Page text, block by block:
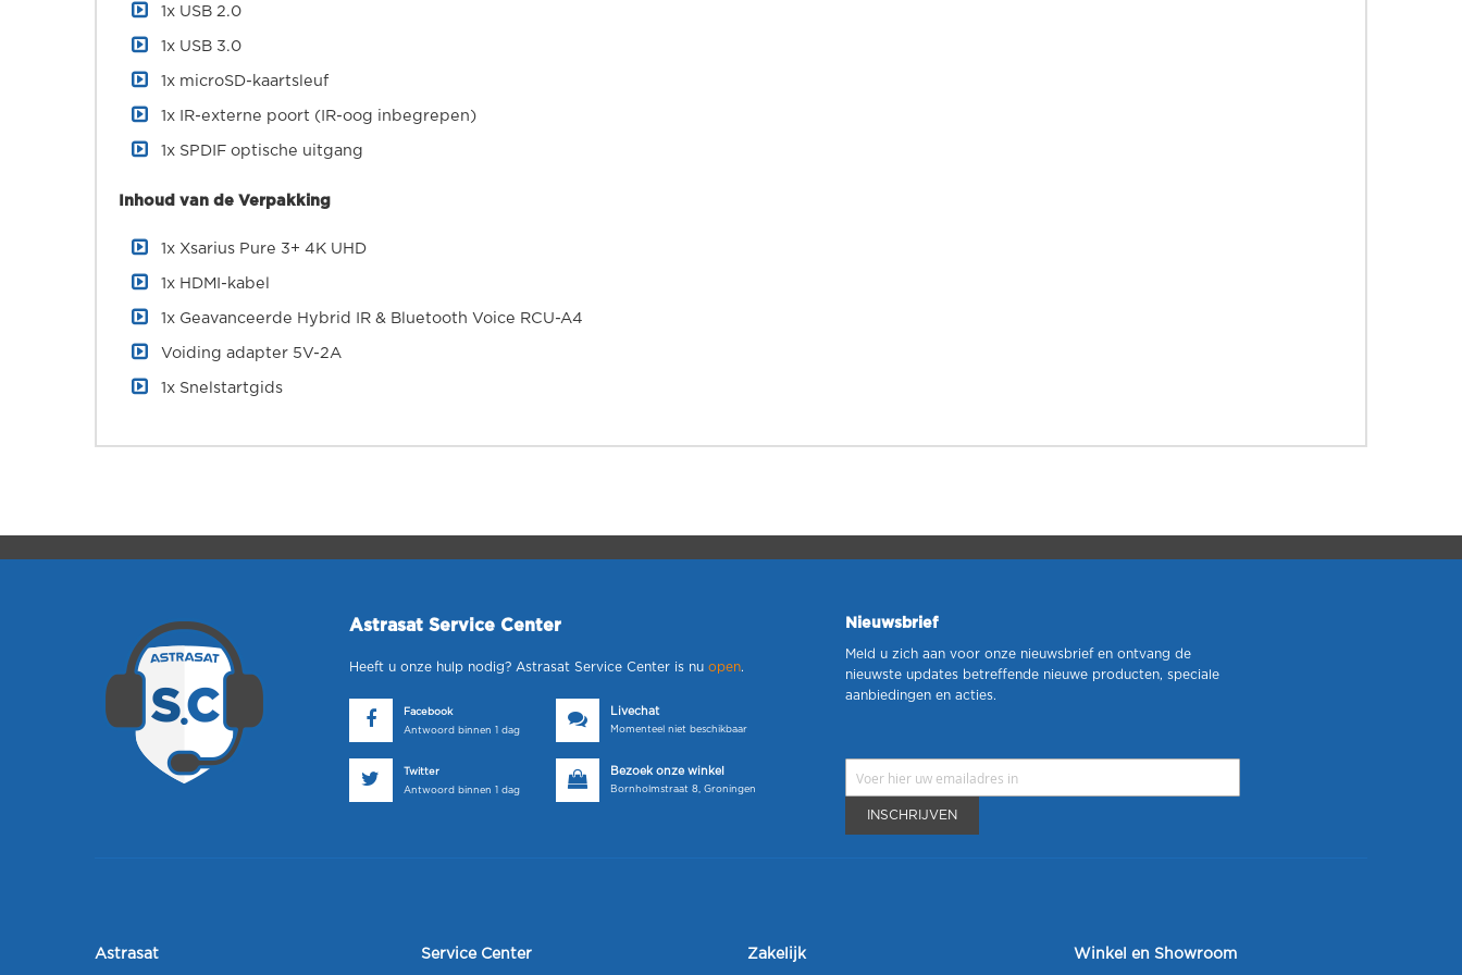
1x USB 2.0
1x USB 3.0
1x microSD-kaartsleuf
1x IR-externe poort (IR-oog inbegrepen)
1x SPDIF optische uitgang
Inhoud van de Verpakking
1x Xsarius Pure 3+ 4K UHD
1x HDMI-kabel
1x Geavanceerde Hybrid IR & Bluetooth Voice RCU-A4
Voiding adapter 5V-2A
1x Snelstartgids
Astrasat Service Center
Heeft u onze hulp nodig? Astrasat Service Center is nu open.
Facebook
Antwoord binnen 1 dag
Livechat
Momenteel niet beschikbaar
Twitter
Antwoord binnen 1 dag
Bezoek onze winkel
Bornholmstraat 8, Groningen
Nieuwsbrief
Meld u zich aan voor onze nieuwsbrief en ontvang de
nieuwste updates betreffende nieuwe producten, speciale
aanbiedingen en acties.
INSCHRIJVEN
Astrasat Service Center Zakelijk Winkel en Showroom